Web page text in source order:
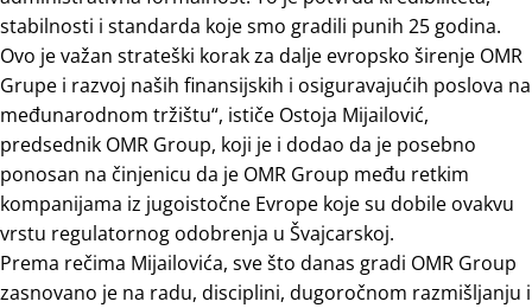
stabilnosti i standarda koje smo gradili punih 25 godina.
Ovo je važan strateški korak za dalje evropsko širenje OMR
Grupe i razvoj naših finansijskih i osiguravajućih poslova na
međunarodnom tržištu“, ističe Ostoja Mijailović,
predsednik OMR Group, koji je i dodao da je posebno
ponosan na činjenicu da je OMR Group među retkim
kompanijama iz jugoistočne Evrope koje su dobile ovakvu
vrstu regulatornog odobrenja u Švajcarskoj.
Prema rečima Mijailovića, sve što danas gradi OMR Group
zasnovano je na radu, disciplini, dugoročnom razmišljanju i